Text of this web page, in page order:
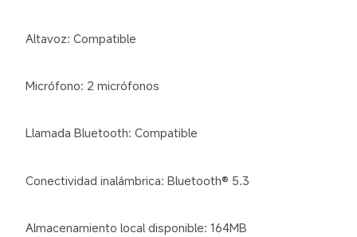
Altavoz: Compatible
Micrófono: 2 micrófonos
Llamada Bluetooth: Compatible
Conectividad inalámbrica: Bluetooth® 5.3
Almacenamiento local disponible: 164MB